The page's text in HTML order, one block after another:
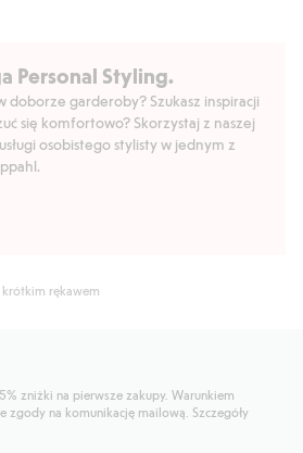
Personal Styling.
doborze garderoby? Szukasz inspiracji
się komfortowo? Skorzystaj z naszej
osobistego stylisty w jednym z
krótkim rękawem
zniżki na pierwsze zakupy. Warunkiem
zgody na komunikację mailową. Szczegóły